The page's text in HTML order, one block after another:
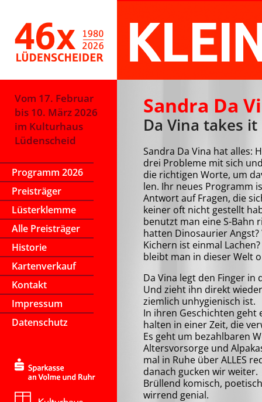
Vom 17. Februar
bis 10. März 2026
im Kulturhaus
Lüdenscheid
Programm 2026
Preisträger
Lüsterklemme
Alle Preisträger
Historie
Kartenverkauf
Kontakt
Impressum
Datenschutz
Sandra Da
Da Vina takes it
Sandra Da Vina hat alles:
drei Probleme mit sich
die richtigen Worte, um
len. Ihr neues Programm
Antwort auf Fragen, die
keiner oft nicht gestellt
benutzt man eine S-Bahn
hatten Dinosaurier Angst?
Kichern ist einmal
bleibt man in dieser Welt
Da Vina legt den Finger in
Und zieht ihn direkt
ziemlich unhygienisch ist.
In ihren Geschichten
halten in einer Zeit, die
Es geht um bezahlbaren
Altersvorsorge und
mal in Ruhe über ALLES
danach gucken wir weiter.
Brüllend komisch,
wirrend genial.